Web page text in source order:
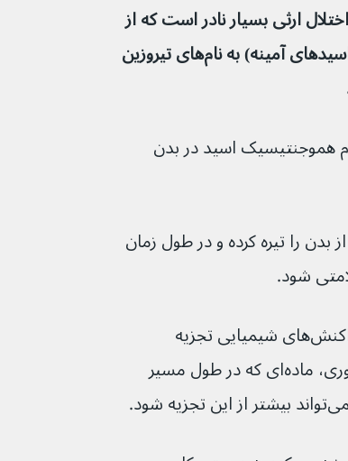
ارثی بسیار نادر است که از
تجزیه کامل دو بلوک سازنده پروتئین (اسیدهای آمینه) به نام‌های تیروزین
هموجنتیسیک اسید در بدن
رنگ ادرار و قسمت‌هایی از بدن را تیره کرده و در طول زمان
شود.
اسیدهای آمینه معمولاً در یک سری واکنش‌های شیمیایی تجزیه
می‌شوند. اما در افراد مبتلا به آلکاپتونوری، ماده‌ای که در طول مسیر